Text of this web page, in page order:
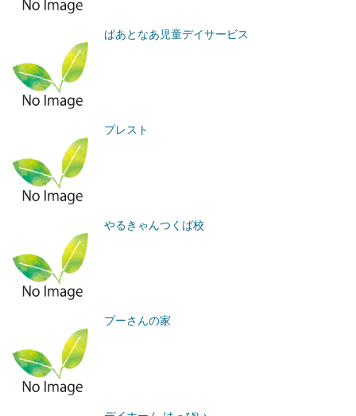
ぱあとなあ児童デイサービス
プレスト
やるきゃんつくば校
プーさんの家